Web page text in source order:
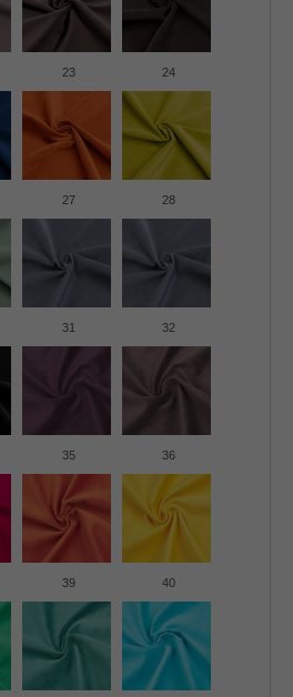
23 24
27 28
31 32
35 36
39 40